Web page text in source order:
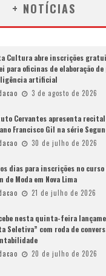
+ NOTÍCIAS
Cultura abre inscrições
para oficinas de elaboração
artificial
3 de agosto de 2026
Cervantes apresenta
Francisco Gil na série
30 de julho de 2026
dias para inscrições no
de Moda em Nova Lima
21 de julho de 2026
nesta quinta-feira
Seletiva” com roda de
20 de julho de 2026